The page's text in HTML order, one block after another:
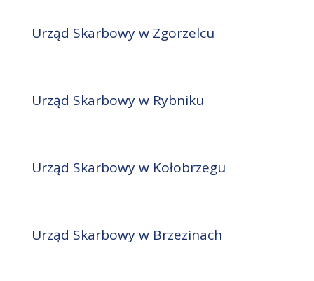
Urząd Skarbowy w Zgorzelcu
Urząd Skarbowy w Rybniku
Urząd Skarbowy w Kołobrzegu
Urząd Skarbowy w Brzezinach